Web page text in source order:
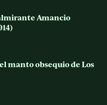
Amancio
manto obsequio de Los